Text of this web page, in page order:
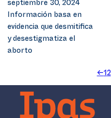
septiembre 30, 2024
Información basa en
evidencia que desmitifica
y desestigmatiza el
aborto
← 2